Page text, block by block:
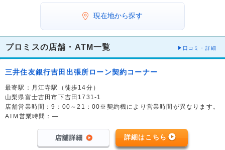
現在地から探す
プロミスの店舗・ATM一覧 口コミ・詳細
三井住友銀行吉田出張所ローン契約コーナー
最寄駅：月江寺駅（徒歩14分）
山梨県富士吉田市下吉田1731-1
店舗営業時間：9：00～21：00※契約機により営業時間が異なります。
ATM営業時間：―
詳細はこちら